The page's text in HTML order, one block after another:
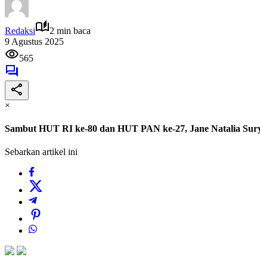
Redaksi
2 min baca
9 Agustus 2025
565
×
Sambut HUT RI ke-80 dan HUT PAN ke-27, Jane Natalia
Sebarkan artikel ini